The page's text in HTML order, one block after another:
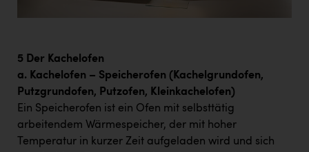
5 Der Kachelofen
a. Kachelofen – Speicherofen (Kachelgrundofen,
Putzgrundofen, Putzofen, Kleinkachelofen)
Ein Speicherofen ist ein Ofen mit selbsttätig
arbeitendem Wärmespeicher, der mit hoher
Temperatur in kurzer Zeit aufgeladen wird und sich